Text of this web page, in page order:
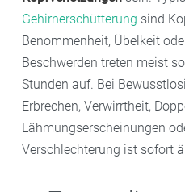
Gehirnerschütterung sind
Benommenheit, Übelkeit
Beschwerden treten meist
Stunden auf. Bei
Erbrechen, Verwirrtheit,
Lähmungserscheinungen
Verschlechterung ist sofort